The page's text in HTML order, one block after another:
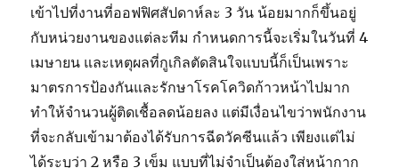
เข้าไปที่งานที่ออฟฟิศสัปดาห์ละ 3 วัน น้อยมากก็ขึ้นอยู่
กับหน่วยงานของแต่ละทีม กำหนดการนี้จะเริ่มในวันที่ 4
เมษายน และเหตุผลที่กูเกิลตัดสินใจแบบนี้ก็เป็นเพราะ
มาตรการป้องกันและรักษาโรคโควิดก้าวหน้าไปมาก
ทำให้จำนวนผู้ติดเชื้อลดน้อยลง แต่มีเงื่อนไขว่าพนักงาน
ที่จะกลับเข้ามาต้องได้รับการฉีดวัคซีนแล้ว เพียงแต่ไม่
ได้ระบุว่า 2 หรือ 3 เข็ม แบบที่ไม่จำเป็นต้องใส่หน้ากาก